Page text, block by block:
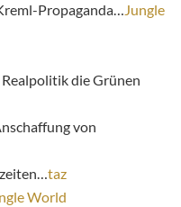
Propaganda…Jungle
die Grünen
von
taz
World